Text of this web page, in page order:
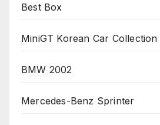
Best Box
MiniGT Korean Car Collection
BMW 2002
Mercedes-Benz Sprinter